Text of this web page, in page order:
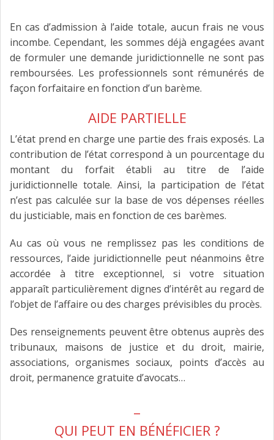
En cas d’admission à l’aide totale, aucun frais ne vous
incombe. Cependant, les sommes déjà engagées avant
de formuler une demande juridictionnelle ne sont pas
remboursées. Les professionnels sont rémunérés de
façon forfaitaire en fonction d’un barème.
AIDE PARTIELLE
L’état prend en charge une partie des frais exposés. La
contribution de l’état correspond à un pourcentage du
montant du forfait établi au titre de l’aide
juridictionnelle totale. Ainsi, la participation de l’état
n’est pas calculée sur la base de vos dépenses réelles
du justiciable, mais en fonction de ces barèmes.
Au cas où vous ne remplissez pas les conditions de
ressources, l’aide juridictionnelle peut néanmoins être
accordée à titre exceptionnel, si votre situation
apparaît particulièrement dignes d’intérêt au regard de
l’objet de l’affaire ou des charges prévisibles du procès.
Des renseignements peuvent être obtenus auprès des
tribunaux, maisons de justice et du droit, mairie,
associations, organismes sociaux, points d’accès au
droit, permanence gratuite d’avocats…
QUI PEUT EN BÉNÉFICIER ?